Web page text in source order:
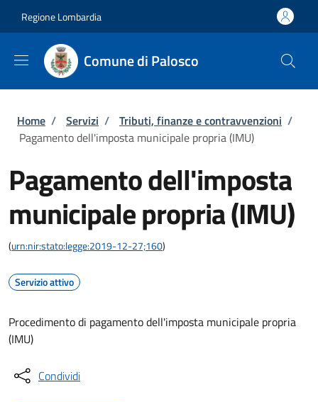
Regione Lombardia
Comune di Palosco
Briciole di pane
Home / Servizi / Tributi, finanze e contravvenzioni /
Pagamento dell'imposta municipale propria (IMU)
Pagamento dell'imposta
municipale propria (IMU)
(urn:nir:stato:legge:2019-12-27;160)
Servizio attivo
Procedimento di pagamento dell'imposta municipale propria
(IMU)
Condividi